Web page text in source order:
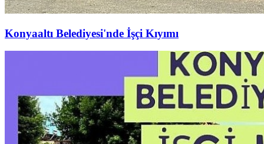
Konyaaltı Belediyesi'nde İşçi Kıyımı